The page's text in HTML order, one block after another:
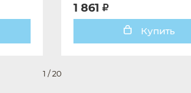
1 861
Купить
1 /20